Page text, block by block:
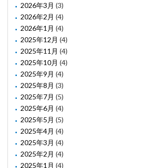
2026年3月 (3)
2026年2月 (4)
2026年1月 (4)
2025年12月 (4)
2025年11月 (4)
2025年10月 (4)
2025年9月 (4)
2025年8月 (3)
2025年7月 (5)
2025年6月 (4)
2025年5月 (5)
2025年4月 (4)
2025年3月 (4)
2025年2月 (4)
2025年1月 (4)